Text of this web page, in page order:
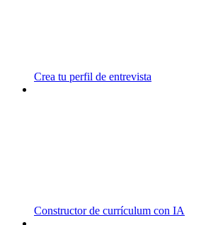
Crea tu perfil de entrevista
Constructor de currículum con IA